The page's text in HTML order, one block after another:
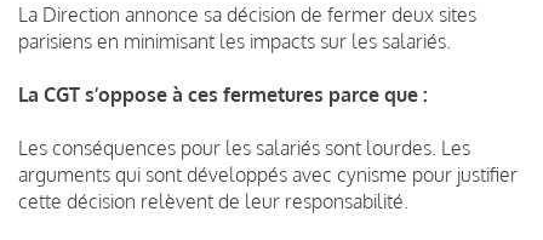
La Direction annonce sa décision de fermer deux sites
parisiens en minimisant les impacts sur les salariés.
La CGT s’oppose à ces fermetures parce que :
Les conséquences pour les salariés sont lourdes. Les
arguments qui sont développés avec cynisme pour justifier
cette décision relèvent de leur responsabilité.